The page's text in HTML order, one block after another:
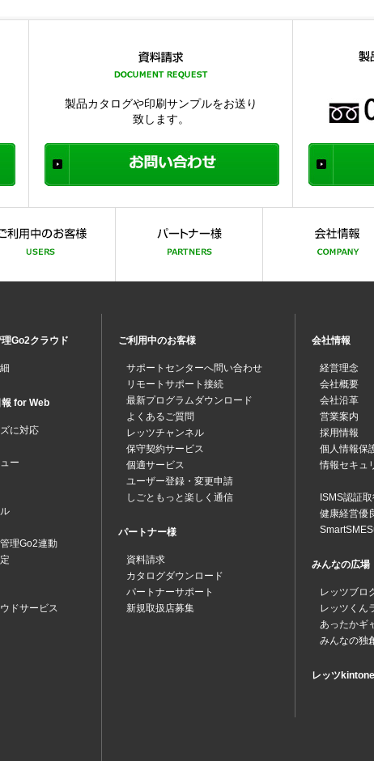
製品カタログや印刷サンプルをお送り
致します。
Go2クラウド
報 for Web
に対応
ー
理Go2連動
ドサービス
ご利用中のお客様
サポートセンターへ問い合わせ
リモートサポート接続
最新プログラムダウンロード
よくあるご質問
レッツチャンネル
保守契約サービス
個適サービス
ユーザー登録・変更申請
しごともっと楽しく通信
パートナー様
資料請求
カタログダウンロード
パートナーサポート
新規取扱店募集
会社情報
経営理念
会社概要
会社沿革
営業案内
採用情報
個人情報保
情報セキュ
ISMS認証
健康経営優
みんなの広場
レッツブロ
レッツくん
あったかギ
みんなの独
レッツ